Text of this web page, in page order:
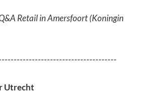
Retail in Amersfoort (Koningin
Utrecht